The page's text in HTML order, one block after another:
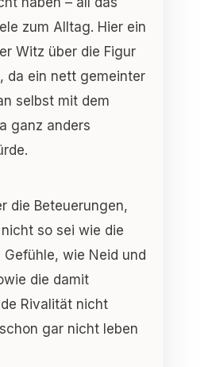
zum Alltag. Hier ein
Witz über die Figur
da ein nett gemeinter
selbst mit dem
ganz anders
die Beteuerungen,
so sei wie die
Gefühle, wie Neid und
die damit
Rivalität nicht
gar nicht leben